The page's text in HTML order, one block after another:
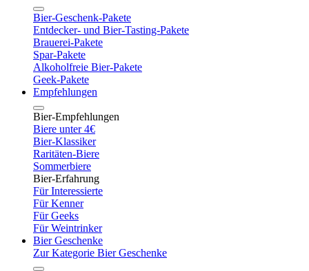
Bier-Geschenk-Pakete
Entdecker- und Bier-Tasting-Pakete
Brauerei-Pakete
Spar-Pakete
Alkoholfreie Bier-Pakete
Geek-Pakete
Empfehlungen
Bier-Empfehlungen
Biere unter 4€
Bier-Klassiker
Raritäten-Biere
Sommerbiere
Bier-Erfahrung
Für Interessierte
Für Kenner
Für Geeks
Für Weintrinker
Bier Geschenke
Zur Kategorie Bier Geschenke